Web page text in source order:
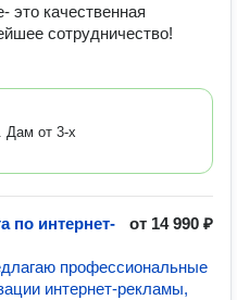
качественная
сотрудничество!
Дам от 3-х
по интернет-
от 14 990 ₽
профессиональные
интернет-рекламы,